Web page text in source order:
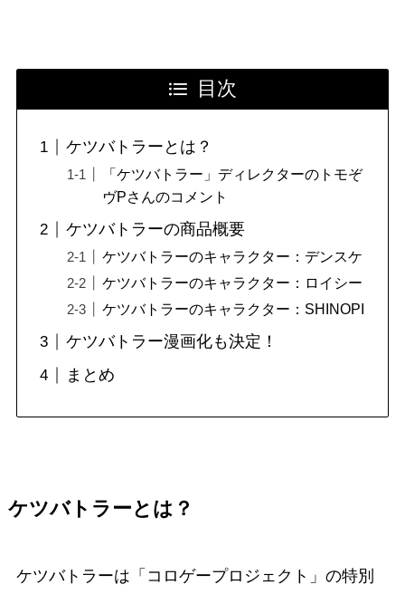
目次
ケツバトラーとは？
「ケツバトラー」ディレクターのトモぞ
ヴPさんのコメント
ケツバトラーの商品概要
ケツバトラーのキャラクター：デンスケ
ケツバトラーのキャラクター：ロイシー
ケツバトラーのキャラクター：SHINOPI
ケツバトラー漫画化も決定！
まとめ
ケツバトラーとは？
ケツバトラーは「コロゲープロジェクト」の特別